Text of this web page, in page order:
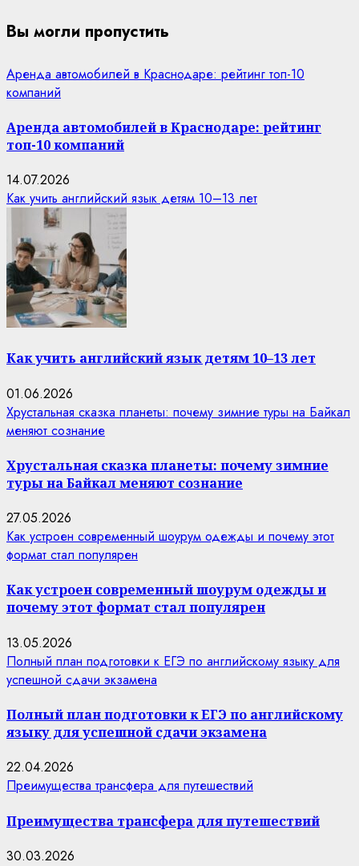
Вы могли пропустить
Аренда автомобилей в Краснодаре: рейтинг топ-10
компаний
Аренда автомобилей в Краснодаре: рейтинг
топ-10 компаний
14.07.2026
Как учить английский язык детям 10–13 лет
Как учить английский язык детям 10–13 лет
01.06.2026
Хрустальная сказка планеты: почему зимние туры на Байкал
меняют сознание
Хрустальная сказка планеты: почему зимние
туры на Байкал меняют сознание
27.05.2026
Как устроен современный шоурум одежды и почему этот
формат стал популярен
Как устроен современный шоурум одежды и
почему этот формат стал популярен
13.05.2026
Полный план подготовки к ЕГЭ по английскому языку для
успешной сдачи экзамена
Полный план подготовки к ЕГЭ по английскому
языку для успешной сдачи экзамена
22.04.2026
Преимущества трансфера для путешествий
Преимущества трансфера для путешествий
30.03.2026